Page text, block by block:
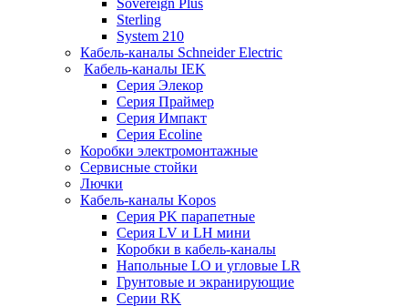
Sterling
System 210
Кабель-каналы Schneider Electric
Кабель-каналы IEK
Серия Элекор
Серия Праймер
Серия Импакт
Серия Ecoline
Коробки электромонтажные
Сервисные стойки
Лючки
Кабель-каналы Kopos
Серия PK парапетные
Серия LV и LH мини
Коробки в кабель-каналы
Напольные LO и угловые LR
Грунтовые и экранирующие
Серии RK